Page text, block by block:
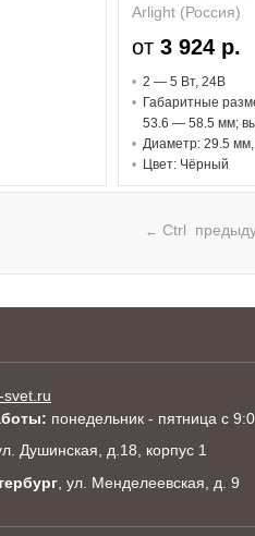
Arlight (Россия)
от3 924 р.
2 — 5 Вт, 24В
Габаритные
53.6 — 58.5 мм;
Диаметр: 29.5
Цвет: Чёрный
← Ctrl
svet.ru
понедельник - пятница с
ул. Душинская, д.18, корпус 1
, ул. Менделеевская, д. 9